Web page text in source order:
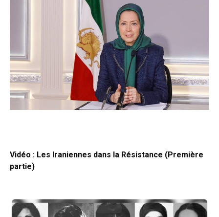
Vidéo : Les Iraniennes dans la Résistance (Première
partie)